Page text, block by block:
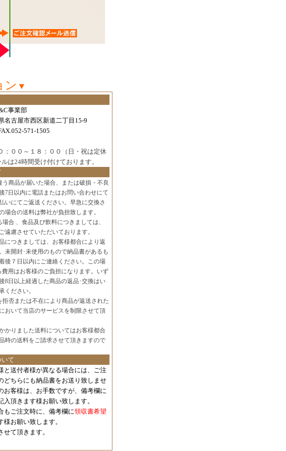
ン ▼
事業部
古屋市西区新道二丁目15-9
571-1505
：００～１８：００（日・祝は定休
は24時間受け付けております。
う商品が届いた場合、または破損・不良
7日以内に電話またはお問い合わせにて
いにてご返送ください。早急に交換さ
場合の送料は弊社が負担致します。
合 、食品及び飲料につきましては、
遠慮させていただいております。
につきましては、お客様都合により返
未開封･未使用のもので納品書があるも
後７日以内にご連絡ください。この場
用はお客様のご負担になります。いず
8日以上経過した商品の返品･交換はい
ください。
拒否または不在により商品が返送された
おいて当店のサービスを制限させて頂
かりました送料についてはお客様都合
時の送料をご請求させて頂きますので
て
と送付者様が異なる場合には、 ご注
どちらにも納品書をお送り致しませ
お客様は、お手数ですが、備考欄に
入頂きます様お願い致します。
もご注文時に、備考欄に領収書希望
お願い致します。
て頂きます。